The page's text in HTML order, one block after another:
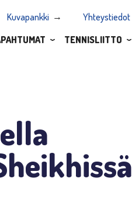
Kuvapankki Yhteystiedot
TENNISLIITTO